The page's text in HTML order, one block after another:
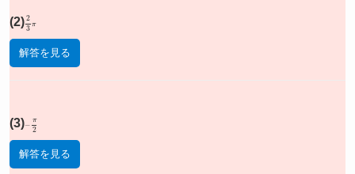
(2)23
解答を見る
(3) π2
解答を見る